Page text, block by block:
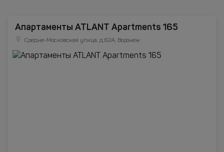
Апартаменты ATLANT Apartments 165
Средне-Московская улица, д.62А, Воронеж